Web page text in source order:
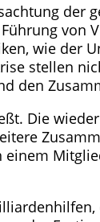
der
von
wie der
stellen
den
Die